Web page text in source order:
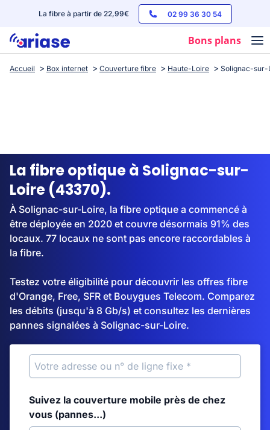
La fibre à partir de 22,99€ 02 99 36 30 54
Bons plans
Box internet
Streaming
Accueil Box internet Couverture fibre Haute-Loire Solignac-sur-
La fibre optique à Solignac-sur-
Loire (43370).
À Solignac-sur-Loire, la fibre optique a commencé à
être déployée en 2020 et couvre désormais 91% des
locaux. 77 locaux ne sont pas encore raccordables à
la fibre.
Testez votre éligibilité pour découvrir les offres fibre
d'Orange, Free, SFR et Bouygues Telecom. Comparez
les débits (jusqu'à 8 Gb/s) et consultez les dernières
pannes signalées à Solignac-sur-Loire.
Suivez la couverture mobile près de chez
vous (pannes...)